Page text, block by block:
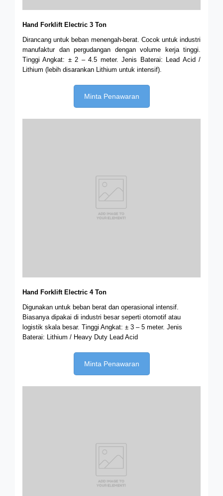
Hand Forklift Electric 3 Ton
Dirancang untuk beban menengah-berat. Cocok untuk industri
manufaktur dan pergudangan dengan volume kerja tinggi.
Tinggi Angkat: ± 2 – 4.5 meter.Jenis Baterai: Lead Acid /
Lithium (lebih disarankan Lithium untuk intensif).
Minta Penawaran
Hand Forklift Electric 4 Ton
Digunakan untuk beban berat dan operasional intensif.
Biasanya dipakai di industri besar seperti otomotif atau
logistik skala besar. Tinggi Angkat: ± 3 – 5 meter. Jenis
Baterai: Lithium / Heavy Duty Lead Acid
Minta Penawaran